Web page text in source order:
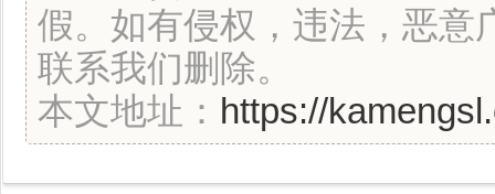
假。如有侵权，违法，恶意
联系我们删除。
本文地址： https://